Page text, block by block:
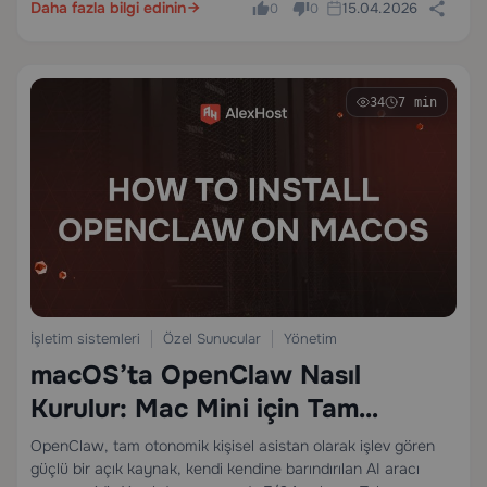
Daha fazla bilgi edinin 0 0 15.04.2026
34 7 min
İşletim sistemleri Özel Sunucular Yönetim
macOS’ta OpenClaw Nasıl
Kurulur: Mac Mini için Tam
Kurulum Rehberi
OpenClaw, tam otonomik kişisel asistan olarak işlev gören
güçlü bir açık kaynak, kendi kendine barındırılan AI aracı